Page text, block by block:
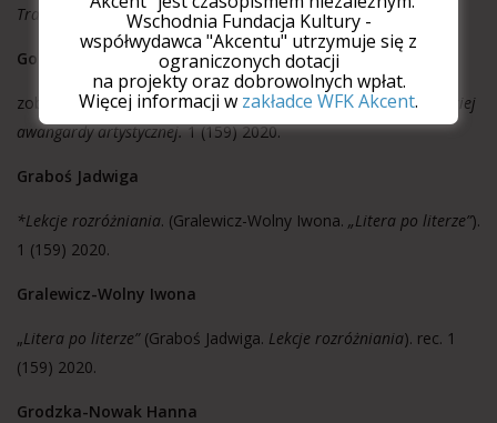
Transatlantyk podstawiony, a pan nie wsiadasz?3 (161) 2020.
Gonczarowa Natalia
zob. Woś Jan Władysław.Natalia Gonczarowa, gwiazda rosyjskiej
awangardy artystycznej.1 (159) 2020.
Graboś Jadwiga
*Lekcje rozróżniania. (Gralewicz-Wolny Iwona. „Litera po literze”).
1 (159) 2020.
Gralewicz-Wolny Iwona
„Litera po literze”(Graboś Jadwiga. Lekcje rozróżniania). rec. 1
(159) 2020.
Grodzka-Nowak Hanna
Wschodnia Fundacja Kultury -
współwydawca "Akcentu" utrzymuje się z
ograniczonych dotacji
na projekty oraz dobrowolnych wpłat.
Więcej informacji w zakładce WFK Akcent.